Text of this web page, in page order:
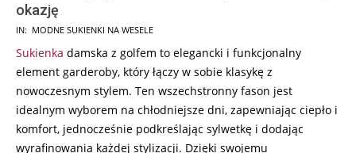
okazję
2024-
05-
31
IN: MODNE SUKIENKI NA WESELE
Sukienka damska z golfem to elegancki i funkcjonalny
element garderoby, który łączy w sobie klasykę z
nowoczesnym stylem. Ten wszechstronny fason jest
idealnym wyborem na chłodniejsze dni, zapewniając ciepło i
komfort, jednocześnie podkreślając sylwetkę i dodając
wyrafinowania każdej stylizacji. Dzięki swojemu